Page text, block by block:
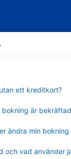
ett kreditkort?
är
ändra min
och vad använder